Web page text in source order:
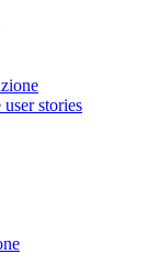
stories